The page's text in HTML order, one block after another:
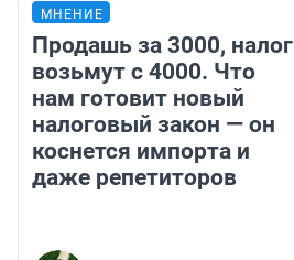
МНЕНИЕ
Продашь за 3000, налог
возьмут с 4000. Что
нам готовит новый
налоговый закон — он
коснется импорта и
даже репетиторов